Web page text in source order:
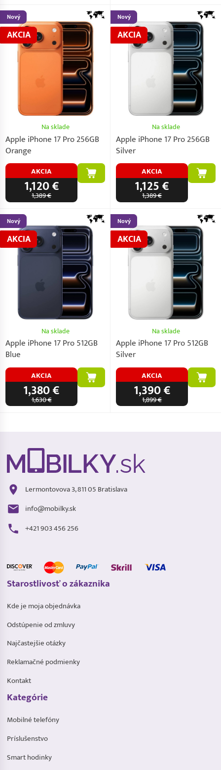
Nový
AKCIA
Na sklade
Apple iPhone 17 Pro 256GB
Orange
AKCIA
1,120 €
1,389 €
Nový
AKCIA
Na sklade
Apple iPhone 17 Pro 256GB
Silver
AKCIA
1,125 €
1,389 €
Nový
AKCIA
Na sklade
Apple iPhone 17 Pro 512GB
Blue
AKCIA
1,380 €
1,630 €
Nový
AKCIA
Na sklade
Apple iPhone 17 Pro 512GB
Silver
AKCIA
1,390 €
1,899 €
Lermontovova 3, 811 05 Bratislava
info@mobilky.sk
+421 903 456 256
Starostlivosť o zákaznika
Kde je moja objednávka
Odstúpenie od zmluvy
Najčastejšie otázky
Reklamačné podmienky
Kontakt
Kategórie
Mobilné telefóny
Príslušenstvo
Smart hodinky